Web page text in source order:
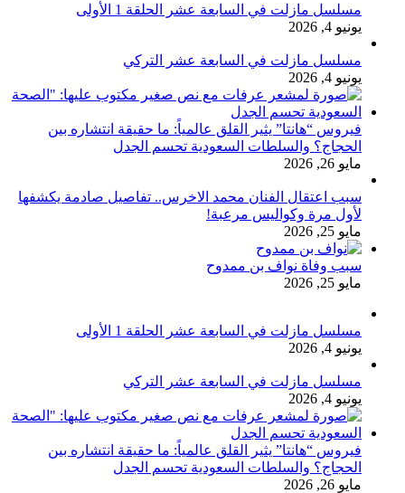
مسلسل مازلت في السابعة عشر الحلقة 1 الأولى
يونيو 4, 2026
مسلسل مازلت في السابعة عشر التركي
يونيو 4, 2026
فيروس “هانتا” يثير القلق عالمياً: ما حقيقة انتشاره بين
الحجاج؟ والسلطات السعودية تحسم الجدل
مايو 26, 2026
سبب اعتقال الفنان محمد الاخرس.. تفاصيل صادمة يكشفها
لأول مرة وكواليس مرعبة!
مايو 25, 2026
سبب وفاة نواف بن ممدوح
مايو 25, 2026
مسلسل مازلت في السابعة عشر الحلقة 1 الأولى
يونيو 4, 2026
مسلسل مازلت في السابعة عشر التركي
يونيو 4, 2026
فيروس “هانتا” يثير القلق عالمياً: ما حقيقة انتشاره بين
الحجاج؟ والسلطات السعودية تحسم الجدل
مايو 26, 2026